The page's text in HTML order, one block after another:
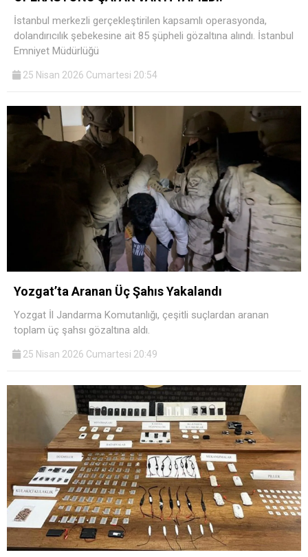
İstanbul merkezli gerçekleştirilen kapsamlı operasyonda,
dolandırıcılık şebekesine ait 85 şüpheli gözaltına alındı. İstanbul
Emniyet Müdürlüğü
25 Nisan 2026 Cumartesi 20:54
Yozgat’ta Aranan Üç Şahıs Yakalandı
Yozgat İl Jandarma Komutanlığı, çeşitli suçlardan aranan
toplam üç şahsı gözaltına aldı.
25 Nisan 2026 Cumartesi 20:49